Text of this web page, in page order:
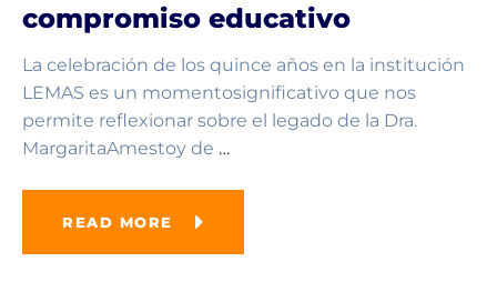
compromiso educativo
La celebración de los quince años en la institución
LEMAS es un momentosignificativo que nos
permite reflexionar sobre el legado de la Dra.
MargaritaAmestoy de …
READ MORE